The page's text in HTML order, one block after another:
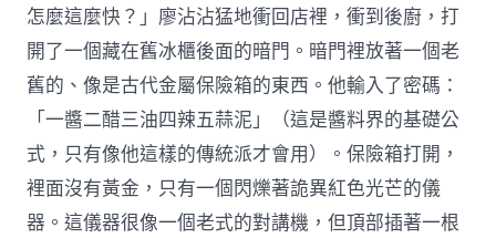
怎麼這麼快？」廖沾沾猛地衝回店裡，衝到後廚，打
開了一個藏在舊冰櫃後面的暗門。暗門裡放著一個老
舊的、像是古代金屬保險箱的東西。他輸入了密碼：
「一醬二醋三油四辣五蒜泥」（這是醬料界的基礎公
式，只有像他這樣的傳統派才會用）。保險箱打開，
裡面沒有黃金，只有一個閃爍著詭異紅色光芒的儀
器。這儀器很像一個老式的對講機，但頂部插著一根